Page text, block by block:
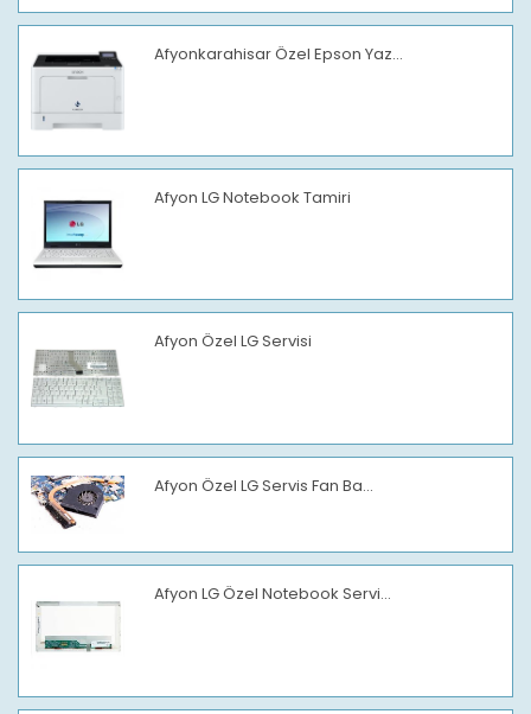
Afyonkarahisar Özel Epson Yaz...
Afyon LG Notebook Tamiri
Afyon Özel LG Servisi
Afyon Özel LG Servis Fan Ba...
Afyon LG Özel Notebook Servi...